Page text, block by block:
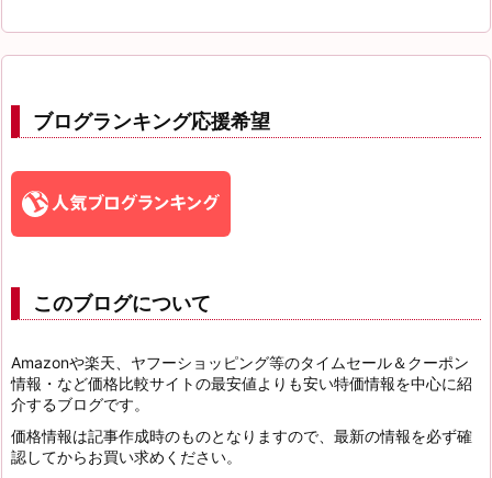
ブログランキング応援希望
このブログについて
Amazonや楽天、ヤフーショッピング等のタイムセール＆クーポン
情報・など価格比較サイトの最安値よりも安い特価情報を中心に紹
介するブログです。
価格情報は記事作成時のものとなりますので、最新の情報を必ず確
認してからお買い求めください。